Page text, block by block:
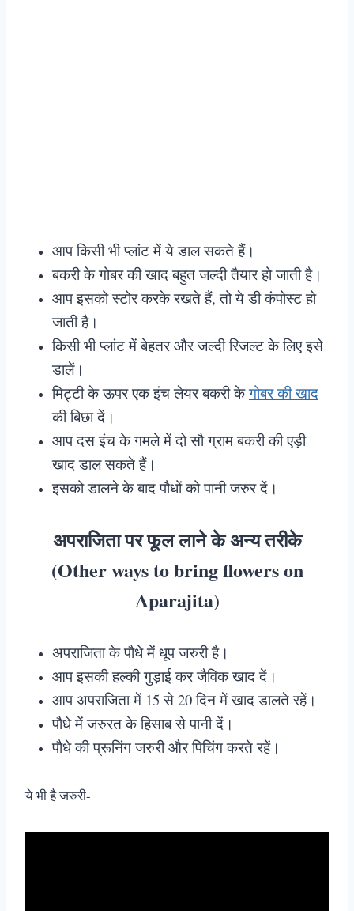
आप किसी भी प्लांट में ये डाल सकते हैं।
बकरी के गोबर की खाद बहुत जल्दी तैयार हो जाती है।
आप इसको स्टोर करके रखते हैं, तो ये डी कंपोस्ट हो
जाती है।
किसी भी प्लांट में बेहतर और जल्दी रिजल्ट के लिए इसे
डालें।
मिट्टी के ऊपर एक इंच लेयर बकरी केगोबर की खाद
की बिछा दें।
आप दस इंच के गमले में दो सौ ग्राम बकरी की एड़ी
खाद डाल सकते हैं।
इसको डालने के बाद पौधों को पानी जरुर दें।
अपराजिता पर फूल लाने के अन्य तरीके
(Other ways to bring flowers on
Aparajita)
अपराजिता के पौधे में धूप जरुरी है।
आप इसकी हल्की गुड़ाई कर जैविक खाद दें।
आप अपराजिता में 15 से 20 दिन में खाद डालते रहें।
पौधे में जरुरत के हिसाब से पानी दें।
पौधे की प्रूनिंग जरुरी और पिचिंग करते रहें।
ये भी है जरुरी-